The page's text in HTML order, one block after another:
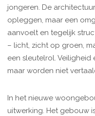
jongeren. De
opleggen, maar een
aanvoelt en tegelijk
– licht, zicht op groen,
een sleutelrol.
maar worden niet
In het nieuwe
uitwerking. Het gebouw